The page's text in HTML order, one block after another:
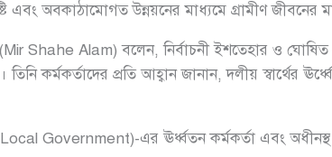
এবং অবকাঠামোগত উন্নয়নের মাধ্যমে গ্রামীণ জীবনের
(Mir Shahe Alam) বলেন, নির্বাচনী ইশতেহার ও
কর্মকর্তাদের প্রতি আহ্বান জানান, দলীয় স্বার্থের
Government)-এর ঊর্ধ্বতন কর্মকর্তা এবং অধীনস্থ